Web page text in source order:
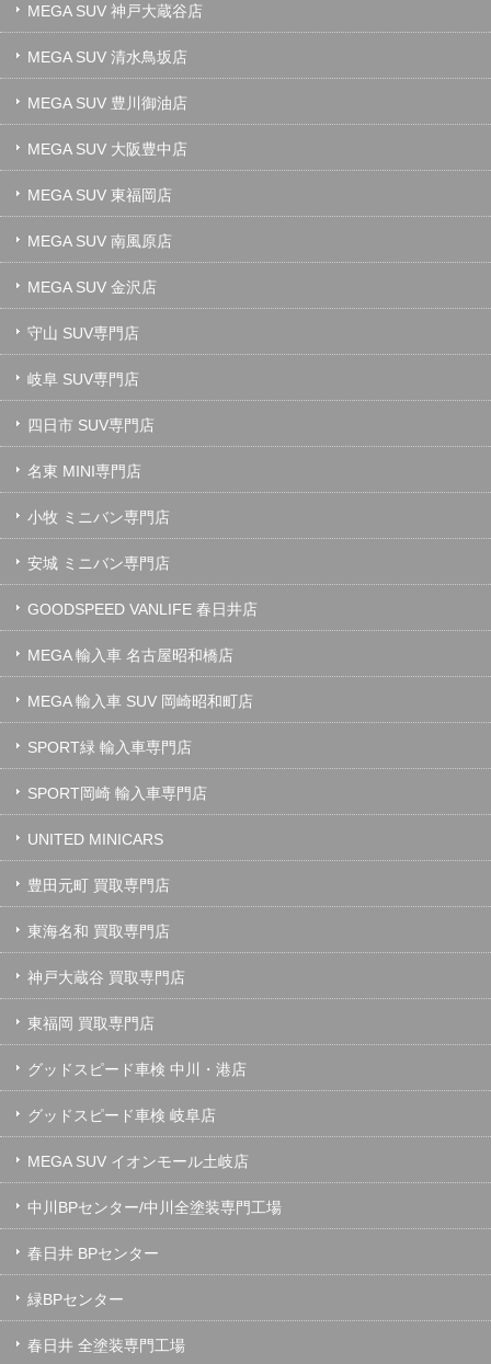
MEGA SUV 神戸大蔵谷店
MEGA SUV 清水鳥坂店
MEGA SUV 豊川御油店
MEGA SUV 大阪豊中店
MEGA SUV 東福岡店
MEGA SUV 南風原店
MEGA SUV 金沢店
守山 SUV専門店
岐阜 SUV専門店
四日市 SUV専門店
名東 MINI専門店
小牧 ミニバン専門店
安城 ミニバン専門店
GOODSPEED VANLIFE 春日井店
MEGA 輸入車 名古屋昭和橋店
MEGA 輸入車 SUV 岡崎昭和町店
SPORT緑 輸入車専門店
SPORT岡崎 輸入車専門店
UNITED MINICARS
豊田元町 買取専門店
東海名和 買取専門店
神戸大蔵谷 買取専門店
東福岡 買取専門店
グッドスピード車検 中川・港店
グッドスピード車検 岐阜店
MEGA SUV イオンモール土岐店
中川BPセンター/中川全塗装専門工場
春日井 BPセンター
緑BPセンター
春日井 全塗装専門工場